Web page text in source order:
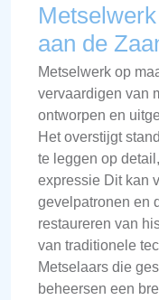
aan de
Metselwerk op
vervaardigen van
ontworpen en
Het overstijgt
te leggen op
expressie Dit kan
gevelpatronen en
restaureren van
van traditionele
Metselaars die
beheersen een